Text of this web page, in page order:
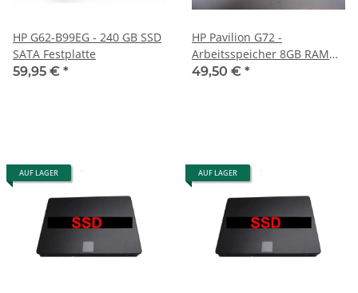
HP G62-B99EG - 240 GB SSD
SATA Festplatte
59,95 € *
HP Pavilion G72 -
Arbeitsspeicher 8GB RAM
Memory DDR3
49,50 € *
AUF LAGER AUF LAGER